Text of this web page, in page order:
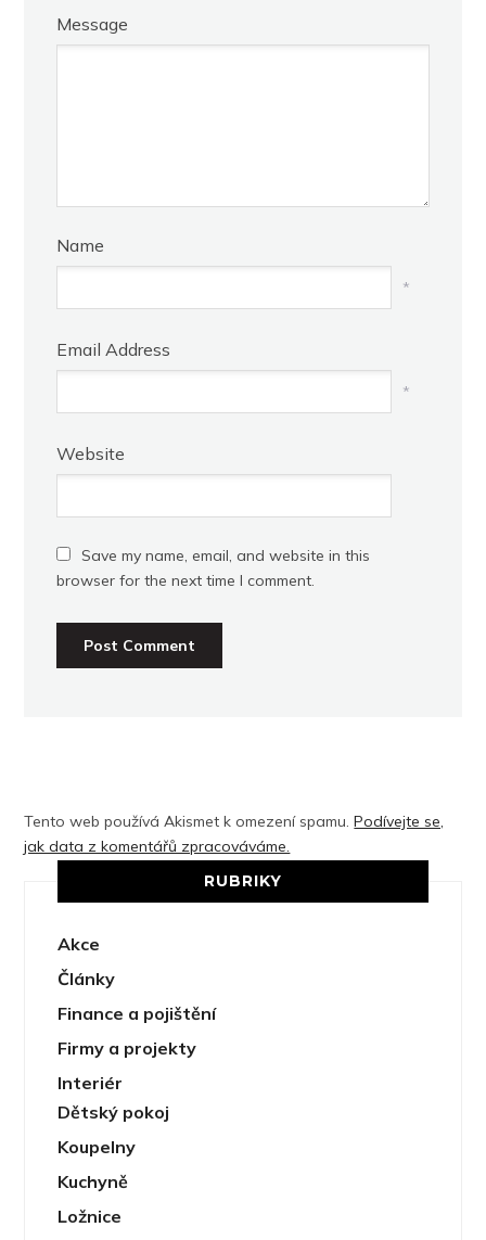
Message
Name
*
Email Address
*
Website
Save my name, email, and website in this
browser for the next time I comment.
Tento web používá Akismet k omezení spamu.Podívejte se,
jak data z komentářů zpracováváme.
RUBRIKY
Akce
Články
Finance a pojištění
Firmy a projekty
Interiér
Dětský pokoj
Koupelny
Kuchyně
Ložnice